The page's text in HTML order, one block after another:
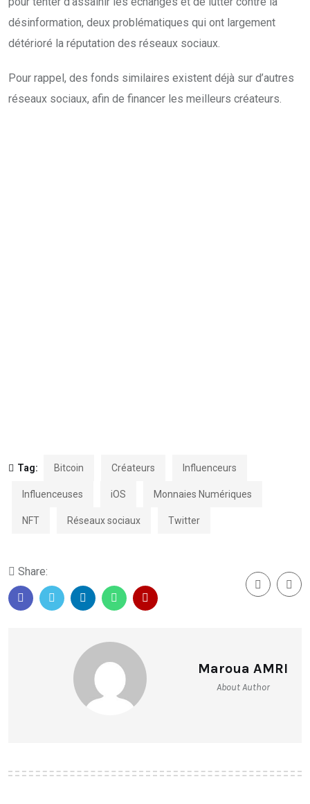
désinformation, deux problématiques qui ont largement
détérioré la réputation des réseaux sociaux.
Pour rappel, des fonds similaires existent déjà sur d’autres
réseaux sociaux, afin de financer les meilleurs créateurs.
Tag: Bitcoin Créateurs Influenceurs
Influenceuses iOS Monnaies Numériques
NFT Réseaux sociaux Twitter
Share:
Maroua AMRI
About Author